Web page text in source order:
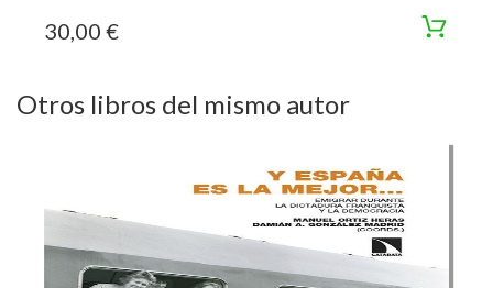
30,00 €
Otros libros del mismo autor